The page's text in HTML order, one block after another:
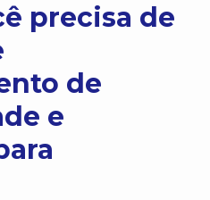
precisa de
de
e